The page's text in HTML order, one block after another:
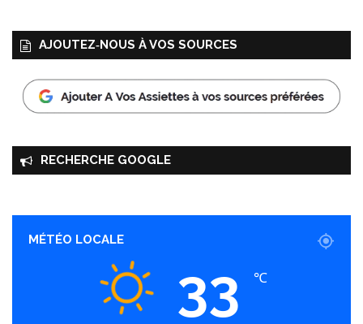
AJOUTEZ‑NOUS À VOS SOURCES
RECHERCHE GOOGLE
MÉTÉO LOCALE
33 ℃